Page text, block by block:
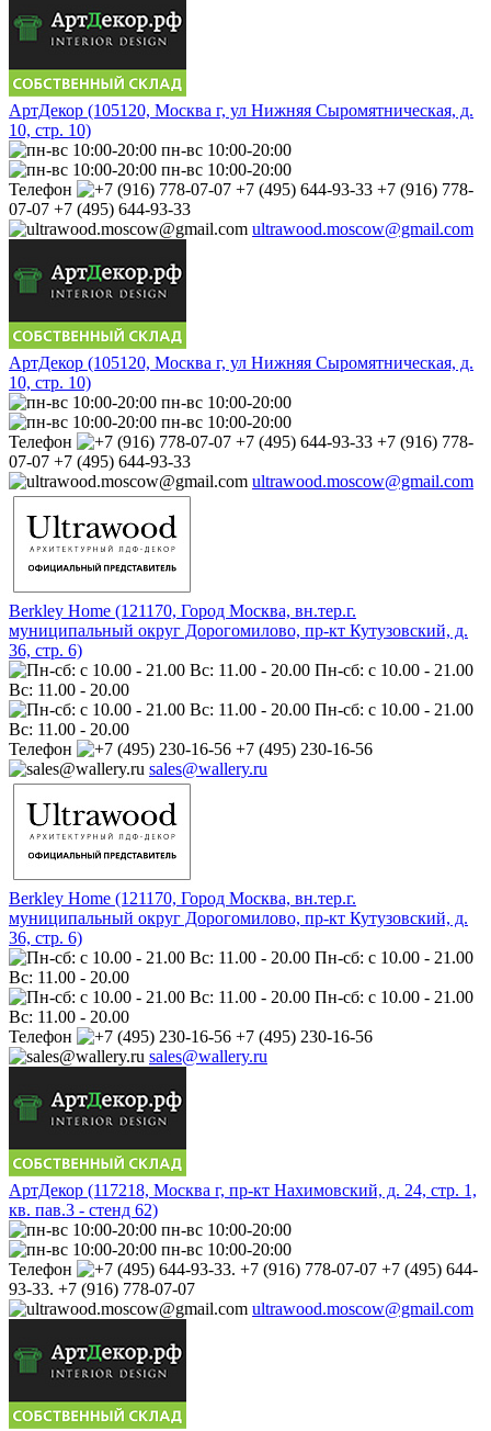
АртДекор (105120, Москва г, ул Нижняя Сыромятническая, д.
10, стр. 10)
пн-вс 10:00-20:00
пн-вс 10:00-20:00
Телефон
+7 (916) 778-
07-07 +7 (495) 644-93-33
ultrawood.moscow@gmail.com
АртДекор (105120, Москва г, ул Нижняя Сыромятническая, д.
10, стр. 10)
пн-вс 10:00-20:00
пн-вс 10:00-20:00
Телефон
+7 (916) 778-
07-07 +7 (495) 644-93-33
ultrawood.moscow@gmail.com
Berkley Home (121170, Город Москва, вн.тер.г.
муниципальный округ Дорогомилово, пр-кт Кутузовский, д.
36, стр. 6)
Пн-сб: с 10.00 - 21.00
Вс: 11.00 - 20.00
Пн-сб: с 10.00 - 21.00
Вс: 11.00 - 20.00
Телефон
+7 (495) 230-16-56
sales@wallery.ru
Berkley Home (121170, Город Москва, вн.тер.г.
муниципальный округ Дорогомилово, пр-кт Кутузовский, д.
36, стр. 6)
Пн-сб: с 10.00 - 21.00
Вс: 11.00 - 20.00
Пн-сб: с 10.00 - 21.00
Вс: 11.00 - 20.00
Телефон
+7 (495) 230-16-56
sales@wallery.ru
АртДекор (117218, Москва г, пр-кт Нахимовский, д. 24, стр. 1,
кв. пав.3 - стенд 62)
пн-вс 10:00-20:00
пн-вс 10:00-20:00
Телефон
+7 (495) 644-
93-33. +7 (916) 778-07-07
ultrawood.moscow@gmail.com